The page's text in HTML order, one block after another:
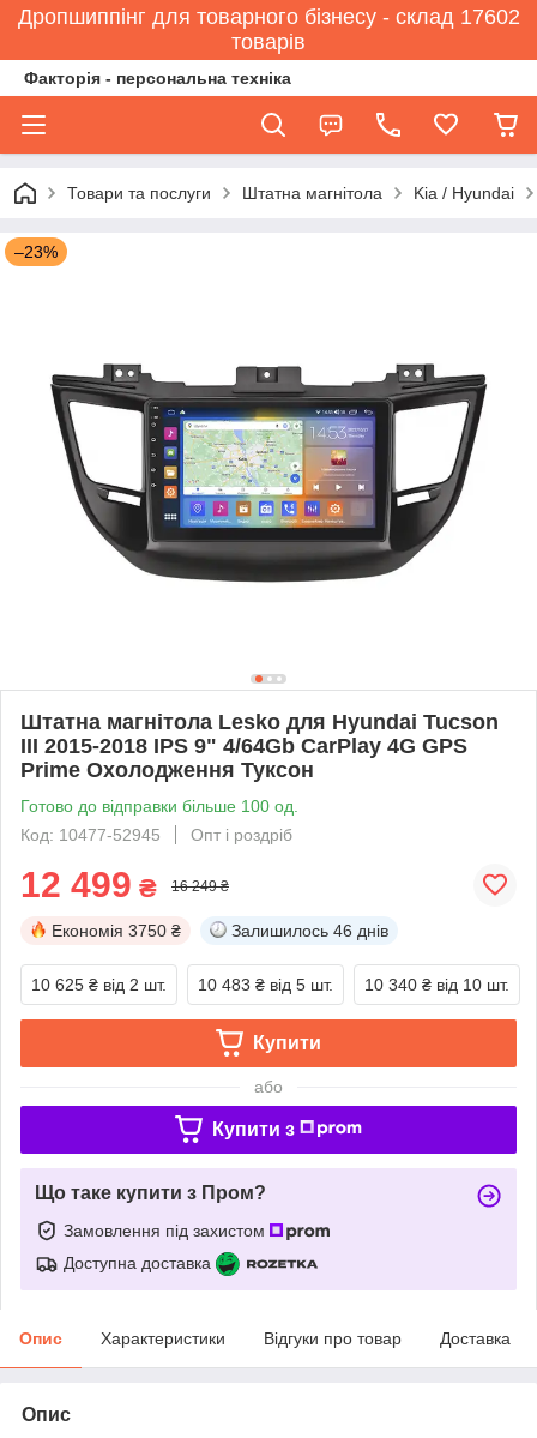
Дропшиппінг для товарного бізнесу - склад 17602
товарів
Факторія - персональна техніка
Товари та послуги Штатна магнітола Kia / Hyundai
–23%
Штатна магнітола Lesko для Hyundai Tucson
III 2015-2018 IPS 9" 4/64Gb CarPlay 4G GPS
Prime Охолодження Туксон
Готово до відправки більше 100 од.
Код: 10477-52945
Опт і роздріб
12 499 ₴ 16 249 ₴
Економія 3750 ₴ Залишилось 46 днів
10 625 ₴ від 2 шт. 10 483 ₴ від 5 шт. 10 340 ₴ від 10 шт.
Купити
або
Купити з
Що таке купити з Пром?
Замовлення під захистом
Доступна доставка
Опис Характеристики Відгуки про товар Доставка
Опис